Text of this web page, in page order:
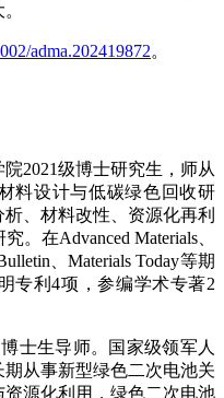
adma.202419872。
2021级博士研究生，师从
料设计与低碳绿色回收研
、材料改性、资源化再利
。在Advanced Materials、
、Materials Today等期
专利4项，参编学术专著2
士生导师。国家级领军人
从事新型绿色二次电池关
源化利用，绿色二次电池